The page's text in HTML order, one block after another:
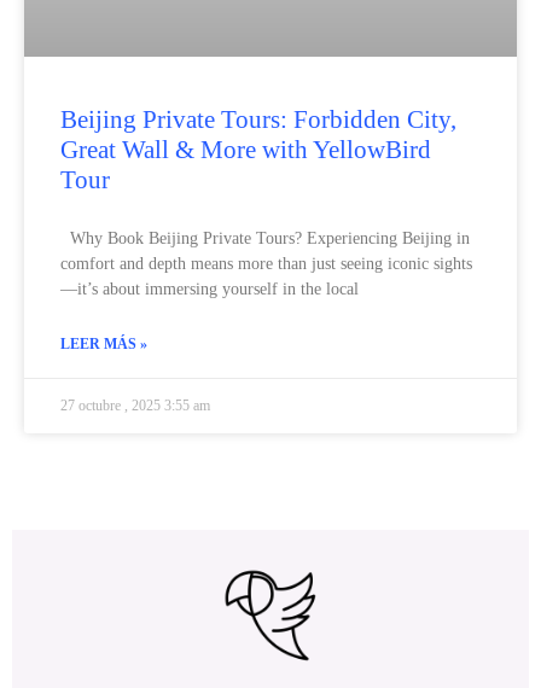
Beijing Private Tours: Forbidden City,
Great Wall & More with YellowBird
Tour
Why Book Beijing Private Tours? Experiencing Beijing in
comfort and depth means more than just seeing iconic sights
—it’s about immersing yourself in the local
LEER MÁS »
27 octubre , 2025 3:55 am